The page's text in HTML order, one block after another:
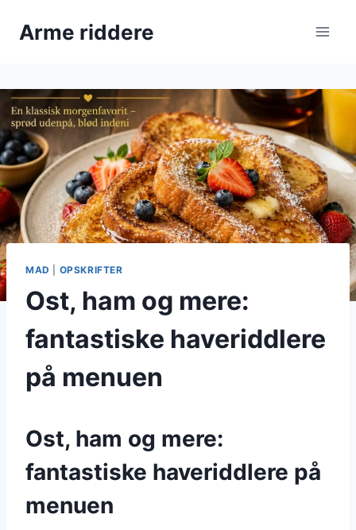
Arme riddere
MAD OPSKRIFTER
Ost, ham og mere:
fantastiske haveriddlere
på menuen
Ost, ham og mere:
fantastiske haveriddlere på
menuen